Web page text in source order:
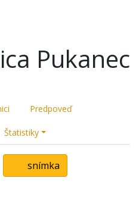
Pukanec
Predpoveď
Štatistiky
snímka